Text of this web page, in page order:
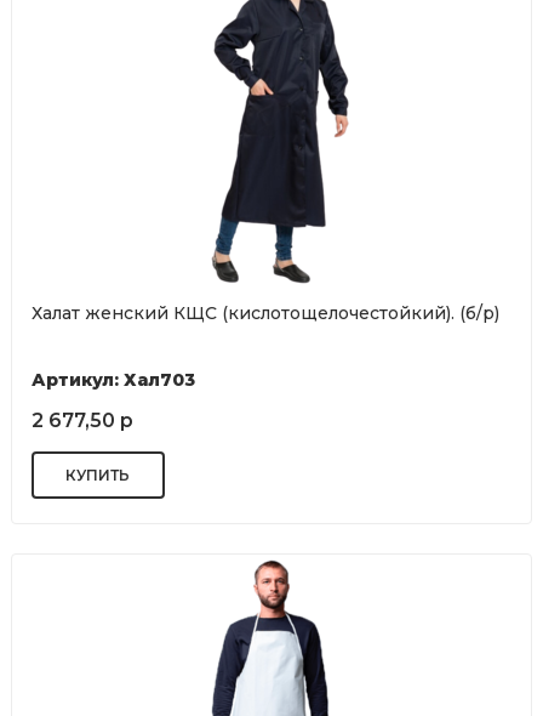
Халат женский КЩС (кислотощелочестойкий). (б/р)
Артикул: Хал703
2 677,50 р